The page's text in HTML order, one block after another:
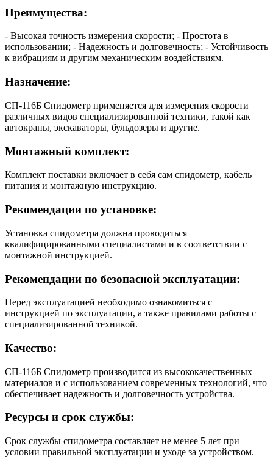
Преимущества:
- Высокая точность измерения скорости; - Простота в
использовании; - Надежность и долговечность; - Устойчивость
к вибрациям и другим механическим воздействиям.
Назначение:
СП-116Б Спидометр применяется для измерения скорости
различных видов специализированной техники, такой как
автокраны, экскаваторы, бульдозеры и другие.
Монтажный комплект:
Комплект поставки включает в себя сам спидометр, кабель
питания и монтажную инструкцию.
Рекомендации по установке:
Установка спидометра должна проводиться
квалифицированными специалистами и в соответствии с
монтажной инструкцией.
Рекомендации по безопасной эксплуатации:
Перед эксплуатацией необходимо ознакомиться с
инструкцией по эксплуатации, а также правилами работы с
специализированной техникой.
Качество:
СП-116Б Спидометр производится из высококачественных
материалов и с использованием современных технологий, что
обеспечивает надежность и долговечность устройства.
Ресурсы и срок службы:
Срок службы спидометра составляет не менее 5 лет при
условии правильной эксплуатации и уходе за устройством.